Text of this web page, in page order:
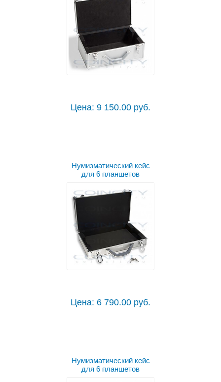
Цена: 9 150.00 руб.
Нумизматический кейс
для 6 планшетов
Цена: 6 790.00 руб.
Нумизматический кейс
для 6 планшетов